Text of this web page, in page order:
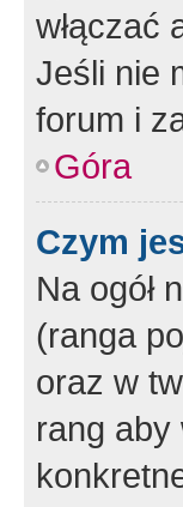
włączać
Jeśli nie
forum i
Góra
Czym
Na ogół
(ranga
oraz w
rang aby